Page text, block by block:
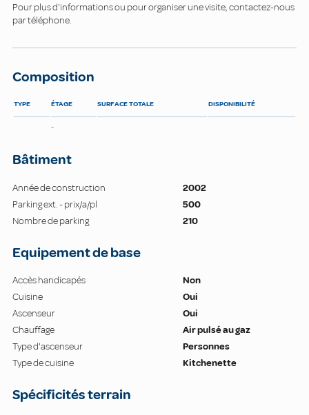
Pour plus d'informations ou pour organiser une visite, contactez-nous
par téléphone.
Composition
TYPE ÉTAGE SURFACE TOTALE DISPONIBILITÉ
-
Bâtiment
Année de construction
2002
Parking ext. - prix/a/pl
500
Nombre de parking
210
Equipement de base
Accès handicapés
Non
Cuisine
Oui
Ascenseur
Oui
Chauffage
Air pulsé au gaz
Type d'ascenseur
Personnes
Type de cuisine
Kitchenette
Spécificités terrain